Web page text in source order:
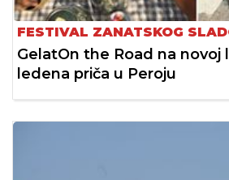
FESTIVAL ZANATSKOG
GelatOn the Road na novoj
ledena priča u Peroju